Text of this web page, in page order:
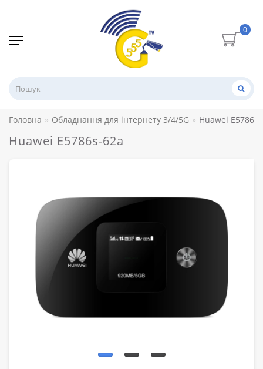
0
Головна Обладнання для інтернету 3/4/5G Huawei
Huawei E5786s-62a